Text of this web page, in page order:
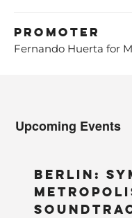
Promoter
Fernando Huerta for
Upcoming Events
BERLIN: